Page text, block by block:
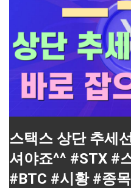
스택스 상단 추세
셔야죠^^ #STX #
#BTC #시황 #종